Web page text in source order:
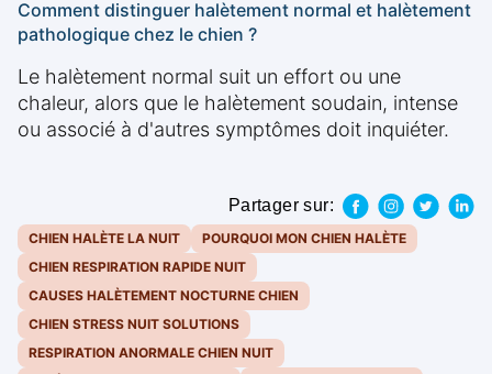
Comment distinguer halètement normal et halètement
pathologique chez le chien ?
Le halètement normal suit un effort ou une
chaleur, alors que le halètement soudain, intense
ou associé à d'autres symptômes doit inquiéter.
Partager sur:
CHIEN HALÈTE LA NUIT
POURQUOI MON CHIEN HALÈTE
CHIEN RESPIRATION RAPIDE NUIT
CAUSES HALÈTEMENT NOCTURNE CHIEN
CHIEN STRESS NUIT SOLUTIONS
RESPIRATION ANORMALE CHIEN NUIT